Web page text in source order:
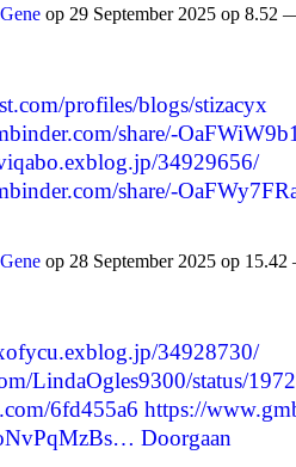
Gene op 29 September 2025 op 8.52
profiles/blogs/stizacyx
share/-
34929656/
share/-
Gene op 28 September 2025 op
34928730/
LindaOgles9300/status/
6fd455a6 https://
Doorgaan